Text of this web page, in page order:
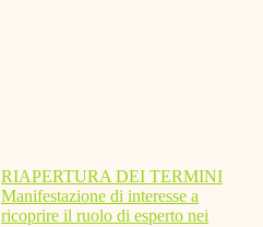
RIAPERTURA DEI TERMINI
Manifestazione di interesse a
ricoprire il ruolo di esperto nei